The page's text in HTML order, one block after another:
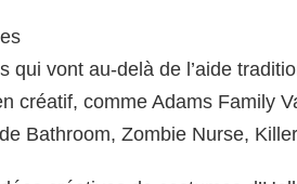
qui vont au-delà de l’aide
créatif, comme Adams Family
Bathroom, Zombie Nurse,